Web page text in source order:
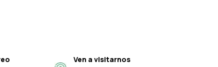
Ven a visitarnos